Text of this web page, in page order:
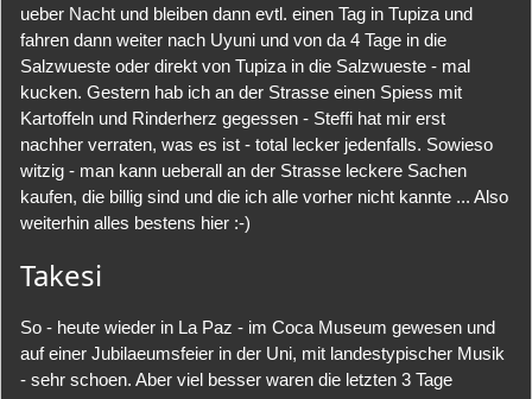
ueber Nacht und bleiben dann evtl. einen Tag in Tupiza und
fahren dann weiter nach Uyuni und von da 4 Tage in die
Salzwueste oder direkt von Tupiza in die Salzwueste - mal
kucken. Gestern hab ich an der Strasse einen Spiess mit
Kartoffeln und Rinderherz gegessen - Steffi hat mir erst
nachher verraten, was es ist - total lecker jedenfalls. Sowieso
witzig - man kann ueberall an der Strasse leckere Sachen
kaufen, die billig sind und die ich alle vorher nicht kannte ... Also
weiterhin alles bestens hier :-)
Takesi
So - heute wieder in La Paz - im Coca Museum gewesen und
auf einer Jubilaeumsfeier in der Uni, mit landestypischer Musik
- sehr schoen. Aber viel besser waren die letzten 3 Tage